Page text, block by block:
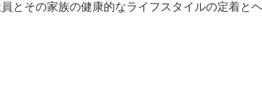
とその家族の健康的なライフスタイルの定着と